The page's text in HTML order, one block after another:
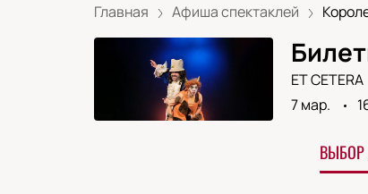
Главная Афиша спектаклей
ET CETERA
7 мар.
ВЫБОР